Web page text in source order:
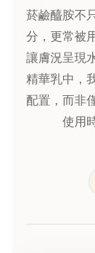
菸鹼醯胺不
分，更常被
讓膚況呈現
精華乳中，
配置，而非
使用